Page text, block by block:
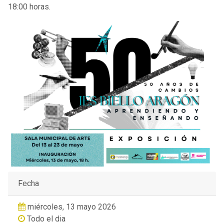
18:00 horas.
Fecha
miércoles, 13 mayo 2026
Todo el dia